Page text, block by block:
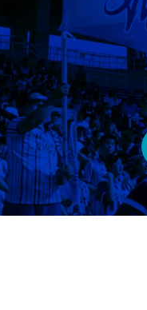
電器スタジアム